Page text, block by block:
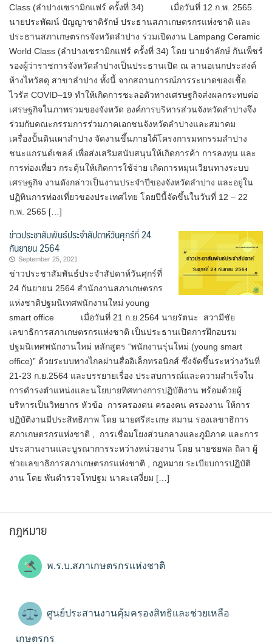
Class (ลำปางเซรามิกแฟร์ ครั้งที่ 34) เมื่อวันที่ 12 ก.พ. 2565
นายประพัฒน์ ปัญญาชาติรักษ์ ประธานสภาเกษตรกรแห่งชาติ และ
ประธานสภาเกษตรกรจังหวัดลำปาง ร่วมเปิดงาน Lampang Ceramic
World Class (ลำปางเซรามิกแฟร์ ครั้งที่ 34) โดย นายจำลักษ์ กันเพ็ชร์
รองผู้ว่าราชการจังหวัดลำปางเป็นประธานเปิด ณ ลานอเนกประสงค์
ห้างไทวัสดุ สาขาลำปาง ทั้งนี้ จากสถานการณ์การระบาดของเชื้อ
ไวรัส COVID–19 ทำให้เกิดการชะลอตัวทางเศรษฐกิจส่งผลกระทบต่อ
เศรษฐกิจในภาพรวมของจังหวัด องค์การบริหารส่วนจังหวัดลำปางจึง
ร่วมกับคณะกรรมการร่วมภาคเอกชนจังหวัดลำปางและสมาคม
เครื่องปั้นดินเผาลำปาง จัดงานขึ้นภายใต้โครงการมหกรรมลำปาง
ชนะแกรนด์เซลล์ เพื่อส่งเสริมสนับสนุนให้เกิดการค้า การลงทุน และ
การท่องเที่ยว กระตุ้นให้เกิดการใช้จ่าย เกิดการหมุนเวียนทางระบบ
เศรษฐกิจ งานดังกล่าวเป็นงานประจำปีของจังหวัดลำปาง และอยู่ใน
ปฏิทินการท่องเที่ยวของประเทศไทย โดยปีนี้จัดขึ้นในวันที่ 12 – 22
ก.พ. 2565 […]
ข่าวประชาสัมพันธ์ประจำสัปดาห์วันศุกร์ที่ 24
กันยายน 2564
September 25, 2021
ข่าวประชาสัมพันธ์ประจำสัปดาห์วันศุกร์ที่
24 กันยายน 2564 สำนักงานสภาเกษตรกร
แห่งชาติปฐมนิเทศพนักงานใหม่ young
smart office เมื่อวันที่ 21 ก.ย.2564 นายรัตนะ สวามีชัย
เลขาธิการสภาเกษตรกรแห่งชาติ เป็นประธานเปิดการฝึกอบรม
ปฐมนิเทศพนักงานใหม่ หลักสูตร “พนักงานรุ่นใหม่ (young smart
office)” ด้วยระบบทางไกลผ่านสื่ออิเล็กทรอนิกส์ ซึ่งจัดขึ้นระหว่างวันที่
21-23 ก.ย.2564 และบรรยายเรื่อง ประสบการณ์และความสำเร็จใน
การดำรงตำแหน่งและนโยบายทิศทางการปฏิบัติงาน พร้อมด้วยผู้
บริหารเป็นวิทยากร หัวข้อ การครองตน ครองคน ครองงาน ให้การ
ปฏิบัติงานมีประสิทธิภาพ โดย นายศรีสะเกษ สมาน รองเลขาธิการ
สภาเกษตรกรแห่งชาติ , การเชื่อมโยงส่วนกลางและภูมิภาค และการ
ประสานงานและบูรณาการระหว่างหน่วยงาน โดย นายชยพล ถิลา ผู้
ช่วยเลขาธิการสภาเกษตรกรแห่งชาติ , กฎหมาย ระเบียบการปฏิบัติ
งาน โดย พันตำรวจโทปฐม นาคะเสงี่ยม […]
กฎหมาย
พ.ร.บ.สภาเกษตรกรแห่งชาติ
ศูนย์ประสานงานคุ้มครองสิทธิและช่วยเหลือ
เกษตรกร